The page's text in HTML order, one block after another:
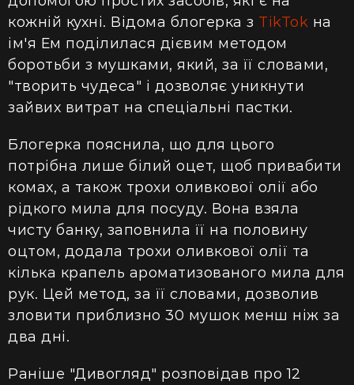
кожній кухні. Відома блогерка з TikTok на
ім'я Ем поділилася дієвим методом
боротьби з мушками, який, за її словами,
"творить чудеса" і дозволяє уникнути
зайвих витрат на спеціальні пастки.
Блогерка пояснила, що для цього
потрібна лише білий оцет, щоб привабити
комах, а також трохи оливкової олії або
рідкого мила для посуду. Вона взяла
чисту банку, заповнила її на половину
оцтом, додала трохи оливкової олії та
кілька крапель ароматизованого мила для
рук. Цей метод, за її словами, дозволив
зловити приблизно 30 мушок менш ніж за
два дні.
Раніше "Дивогляд" розповідав про 12